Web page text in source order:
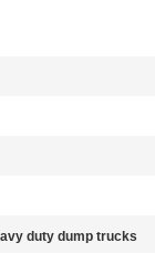
duty dump trucks